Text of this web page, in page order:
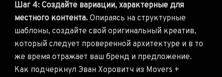
Шаг 4: Создайте вариации, характерные для
местного контента. Опираясь на структурные
шаблоны, создайте свой оригинальный креатив,
который следует проверенной архитектуре и в то
же время отражает ваш бренд и предложение.
Как подчеркнул Эван Хоровитч из Movers +